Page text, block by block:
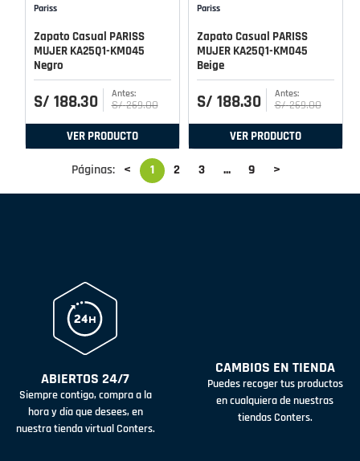
Pariss
Zapato Casual PARISS
MUJER KA25Q1-KM045
Negro
S/ 188.30 S/ 269.00
VER PRODUCTO
Pariss
Zapato Casual PARISS
MUJER KA25Q1-KM045
Beige
S/ 188.30 S/ 269.00
VER PRODUCTO
Páginas: < 1 2 3 ... 9 >
ABIERTOS 24/7
Siempre contigo, compra a la
hora y día que desees, en
nuestra tienda virtual Conters.
CAMBIOS EN TIENDA
Puedes recoger tus productos
en cualquiera de nuestras
tiendas Conters.